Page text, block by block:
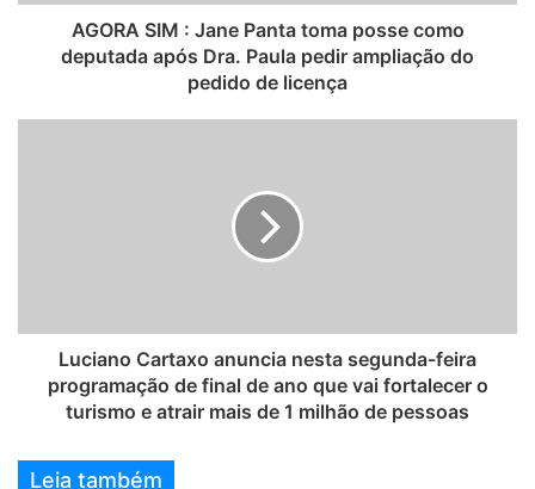
AGORA SIM : Jane Panta toma posse como
deputada após Dra. Paula pedir ampliação do
pedido de licença
Luciano Cartaxo anuncia nesta segunda-feira
programação de final de ano que vai fortalecer o
turismo e atrair mais de 1 milhão de pessoas
Leia também